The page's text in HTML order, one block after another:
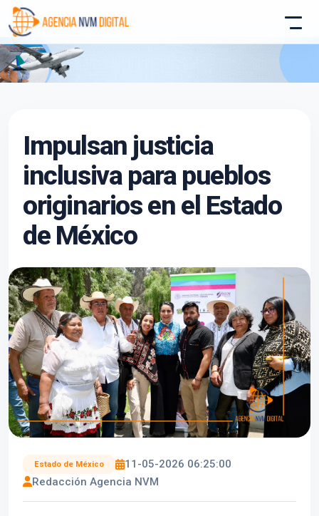
Impulsan justicia
inclusiva para pueblos
originarios en el Estado
de México
Estado de México
11-05-2026 06:25:00
Redacción Agencia NVM
Asistente conectado